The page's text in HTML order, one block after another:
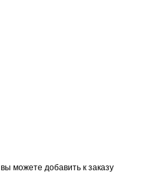
можете добавить к заказу